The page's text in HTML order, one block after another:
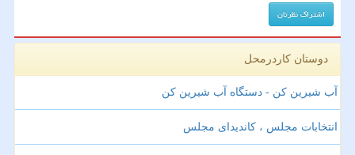
دوستان کاردرمحل
آب شیرین کن - دستگاه آب شیرین کن
انتخابات مجلس ، کاندیدای مجلس